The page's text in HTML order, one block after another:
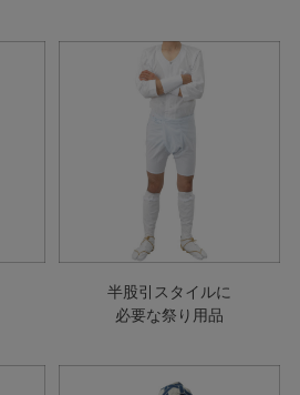
半股引スタイルに
必要な祭り用品